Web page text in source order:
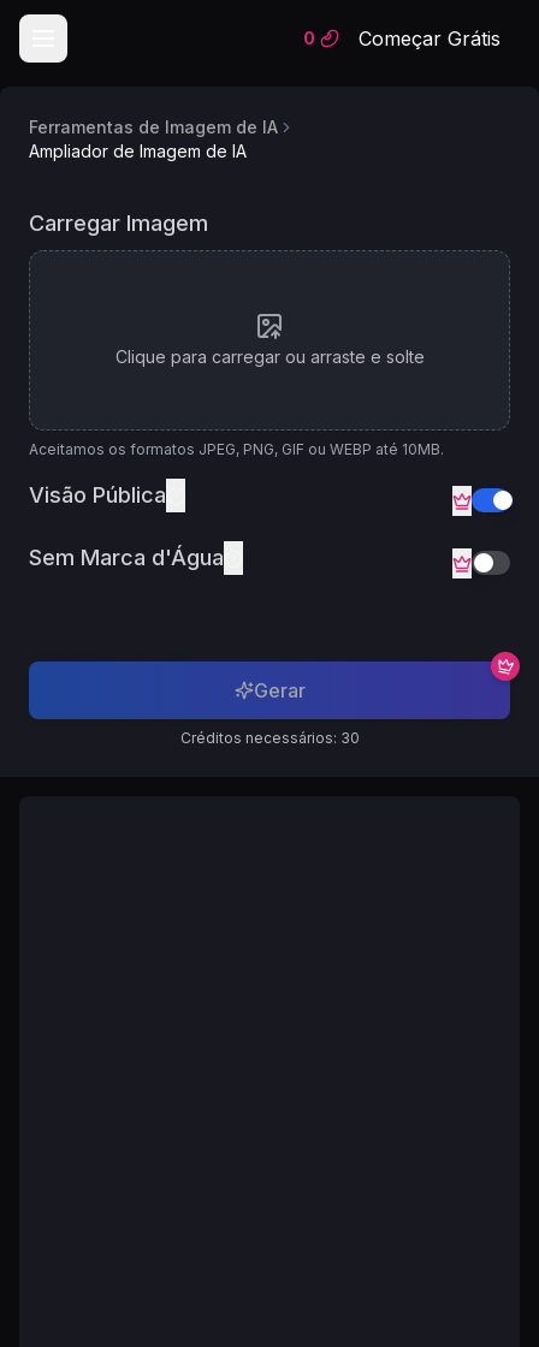
0 Começar Grátis
Ferramentas de Imagem de IA
Ampliador de Imagem de IA
de
IA
Carregar Imagem
Clique para carregar ou arraste e solte
Aceitamos os formatos JPEG, PNG, GIF ou WEBP até 10MB.
Visão Pública
Sem Marca d'Água
Gerar
Créditos necessários: 30